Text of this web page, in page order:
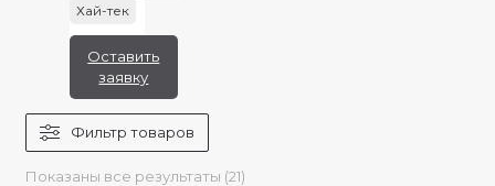
Хай-тек
Оставить
заявку
Фильтр товаров
Показаны все результаты (21)